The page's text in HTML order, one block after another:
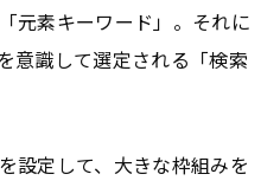
元素キーワード」。それに
意識して選定される「検索
設定して、大きな枠組みを